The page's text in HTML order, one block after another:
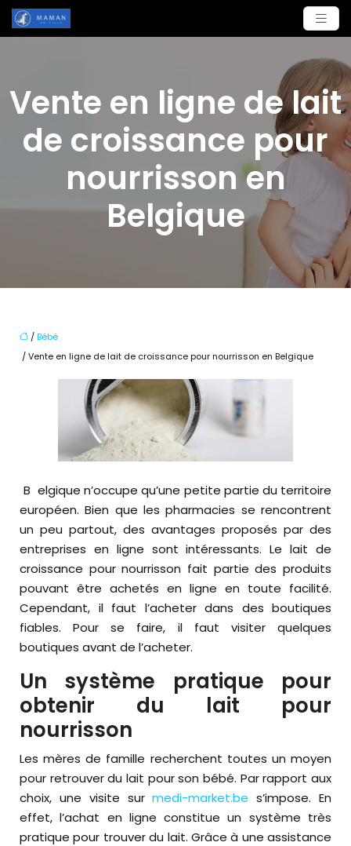
Vente en ligne de lait
de croissance pour
nourrisson en
Belgique
/Bébé
/ Vente en ligne de lait de croissance pour nourrisson en Belgique
Belgique n’occupe qu’une petite partie du territoire
européen. Bien que les pharmacies se rencontrent
un peu partout, des avantages proposés par des
entreprises en ligne sont intéressants. Le lait de
croissance pour nourrisson fait partie des produits
pouvant être achetés en ligne en toute facilité.
Cependant, il faut l’acheter dans des boutiques
fiables. Pour se faire, il faut visiter quelques
boutiques avant de l’acheter.
Un système pratique pour
obtenir du lait pour
nourrisson
Les mères de famille recherchent toutes un moyen
pour retrouver du lait pour son bébé. Par rapport aux
choix, une visite surmedi-market.be s’impose. En
effet, l’achat en ligne constitue un système très
pratique pour trouver du lait. Grâce à une assistance